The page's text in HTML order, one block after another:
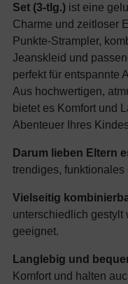
Set (3-tlg.) ist eine
Charme und zeitloser
Punkte-Strampler,
Jeanskleid und
perfekt für entspannte
Aus hochwertigen,
bietet es Komfort und
Abenteuer Ihres
Darum lieben Eltern
trendiges, funktionales
Vielseitig
unterschiedlich gestylt
geeignet.
Langlebig und
Komfort und halten